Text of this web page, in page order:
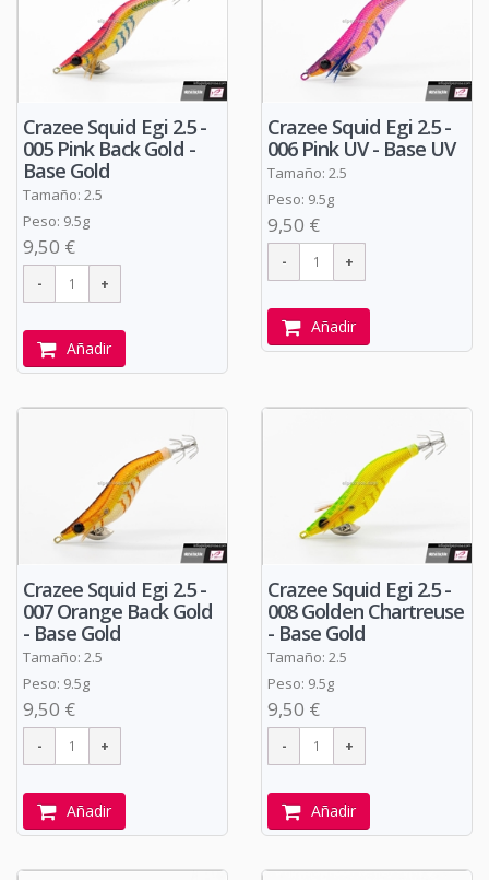
Crazee Squid Egi 2.5 -
005 Pink Back Gold -
Base Gold
Tamaño: 2.5
Peso: 9.5g
9,50 €
Añadir
Crazee Squid Egi 2.5 -
006 Pink UV - Base UV
Tamaño: 2.5
Peso: 9.5g
9,50 €
Añadir
Crazee Squid Egi 2.5 -
007 Orange Back Gold
- Base Gold
Tamaño: 2.5
Peso: 9.5g
9,50 €
Añadir
Crazee Squid Egi 2.5 -
008 Golden Chartreuse
- Base Gold
Tamaño: 2.5
Peso: 9.5g
9,50 €
Añadir